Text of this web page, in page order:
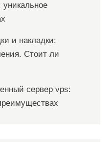
и накладки:
Стоит ли
сервер vps: